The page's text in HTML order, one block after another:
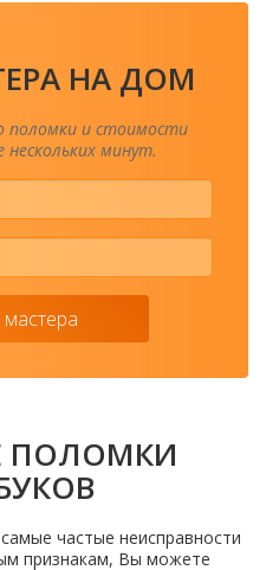
НА ДОМ
поломки и стоимости
минут.
ПОЛОМКИ
частые неисправности
признакам, Вы можете